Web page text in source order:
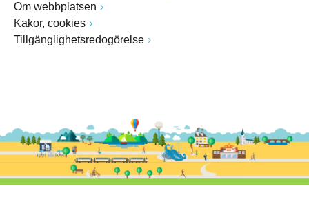
Om webbplatsen
Kakor, cookies
Tillgänglighetsredogörelse